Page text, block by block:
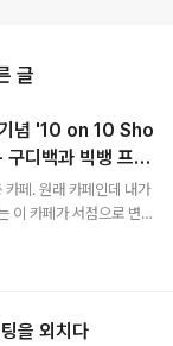
글
념 '10 on 10 Sho
디백과 빅뱅 프리
페. 원래 카페인데 내가
이 카페가 서점으로 변신
나 하진 않았다. 북샵에서
토어 라고 하던데 나는 사
을 외치다